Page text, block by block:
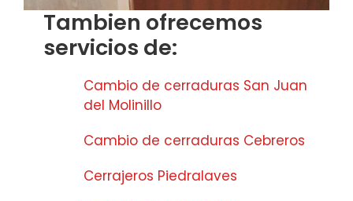
Tambien ofrecemos
servicios de:
Cambio de cerraduras San Juan
del Molinillo
Cambio de cerraduras Cebreros
Cerrajeros Piedralaves